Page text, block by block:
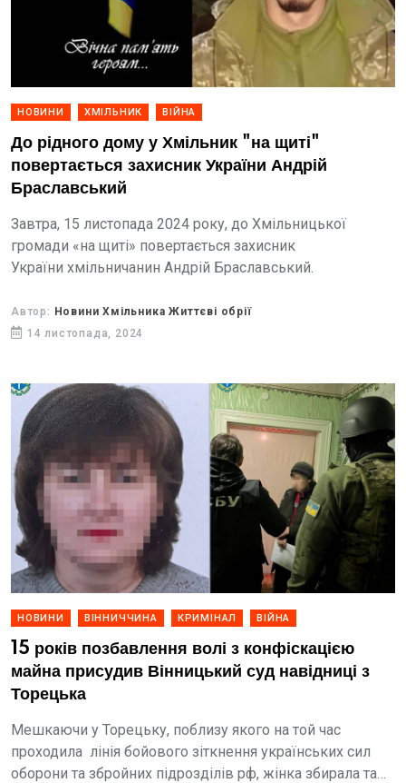
НОВИНИ ХМІЛЬНИК ВІЙНА
До рідного дому у Хмільник "на щиті"
повертається захисник України Андрій
Браславський
Завтра, 15 листопада 2024 року, до Хмільницької
громади «на щиті» повертається захисник
України хмільничанин Андрій Браславський.
Автор: Новини Хмільника Життєві обрії
14 листопада, 2024
НОВИНИ ВІННИЧЧИНА КРИМІНАЛ ВІЙНА
15 років позбавлення волі з конфіскацією
майна присудив Вінницький суд навідниці з
Торецька
Мешкаючи у Торецьку, поблизу якого на той час
проходила лінія бойового зіткнення українських сил
оборони та збройних підрозділів рф, жінка збирала та